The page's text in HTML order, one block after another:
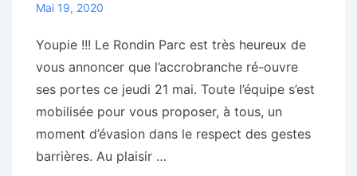
Mai 19, 2020
Youpie !!! Le Rondin Parc est très heureux de
vous annoncer que l’accrobranche ré-ouvre
ses portes ce jeudi 21 mai. Toute l’équipe s’est
mobilisée pour vous proposer, à tous, un
moment d’évasion dans le respect des gestes
barrières. Au plaisir …